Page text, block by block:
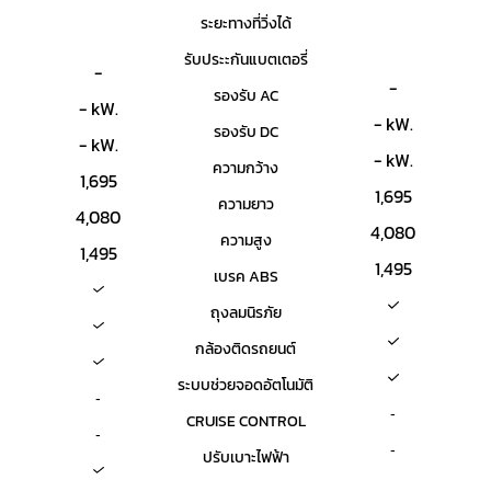
-
- kW.
- kW.
1,695
4,080
1,495
-
-
-
- kW.
- kW.
1,695
4,080
1,495
-
-
ระยะทางที่วิ่งได้
รับประะกันแบตเตอรี่
รองรับ AC
รองรับ DC
ความกว้าง
ความยาว
ความสูง
เบรค ABS
ถุงลมนิรภัย
กล้องติดรถยนต์
ระบบช่วยจอดอัตโนมัติ
CRUISE CONTROL
ปรับเบาะไฟฟ้า